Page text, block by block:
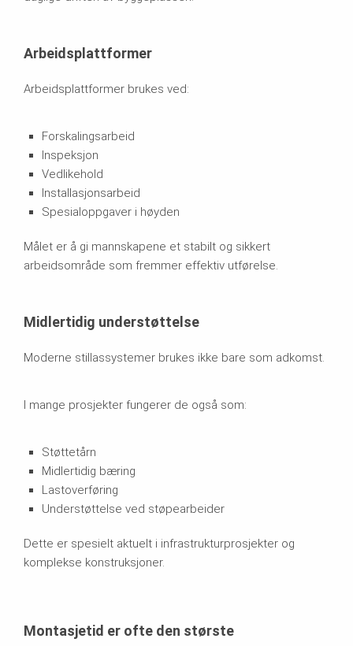
Arbeidsplattformer
Arbeidsplattformer brukes ved:
Forskalingsarbeid
Inspeksjon
Vedlikehold
Installasjonsarbeid
Spesialoppgaver i høyden
Målet er å gi mannskapene et stabilt og sikkert
arbeidsområde som fremmer effektiv utførelse.
Midlertidig understøttelse
Moderne stillassystemer brukes ikke bare som adkomst.
I mange prosjekter fungerer de også som:
Støttetårn
Midlertidig bæring
Lastoverføring
Understøttelse ved støpearbeider
Dette er spesielt aktuelt i infrastrukturprosjekter og
komplekse konstruksjoner.
Montasjetid er ofte den største